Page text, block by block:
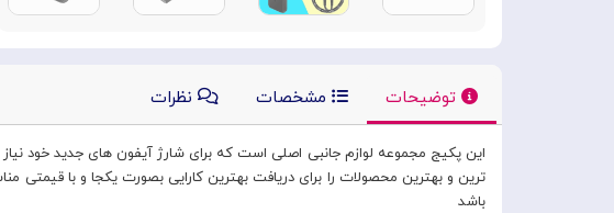
توضیحات مشخصات نظرات
باشد